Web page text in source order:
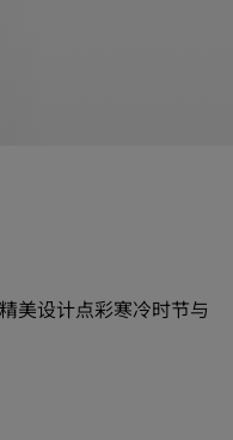
美设计点彩寒冷时节与
装与粗织